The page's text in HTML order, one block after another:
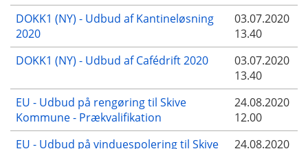
DOKK1 (NY) - Udbud af Kantineløsning
2020
03.07.2020
13.40
DOKK1 (NY) - Udbud af Cafédrift 2020
03.07.2020
13.40
EU - Udbud på rengøring til Skive
Kommune - Prækvalifikation
24.08.2020
12.00
EU - Udbud på vinduespolering til Skive
24.08.2020